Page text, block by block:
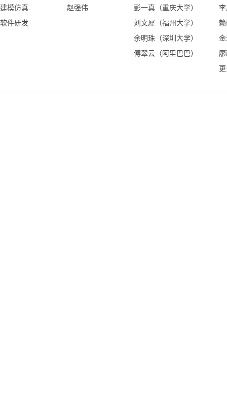
建模仿真
软件研发
赵强伟
彭一真（重庆大学）
刘文犀（福州大学）
余明珠（深圳大学）
傅翠云（阿里巴巴）